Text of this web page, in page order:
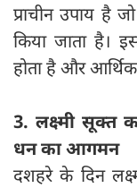
प्राचीन उपाय है
किया जाता है।
होता है और आर्थिक
3. लक्ष्मी सूक्त
धन का आगमन
दशहरे के दिन